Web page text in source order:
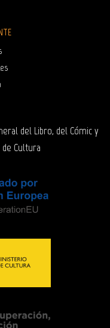
del Libro, del Cómic y
Cultura